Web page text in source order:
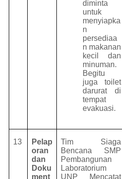
diminta
untuk
menyiapka
n
persediaa
n makanan
kecil dan
minuman.
Begitu
juga toilet
darurat di
tempat
evakuasi.
13
Pelap
oran
dan
Doku
ment
Tim Siaga
Bencana SMP
Pembangunan
Laboratorium
UNP Mencatat